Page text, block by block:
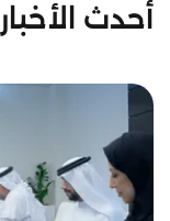
أحدث الأخبار